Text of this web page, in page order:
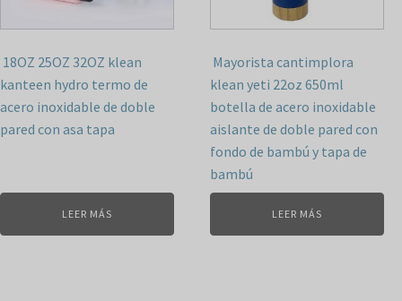
18OZ 25OZ 32OZ klean
kanteen hydro termo de
acero inoxidable de doble
pared con asa tapa
LEER MÁS
Mayorista cantimplora
klean yeti 22oz 650ml
botella de acero inoxidable
aislante de doble pared con
fondo de bambú y tapa de
bambú
LEER MÁS